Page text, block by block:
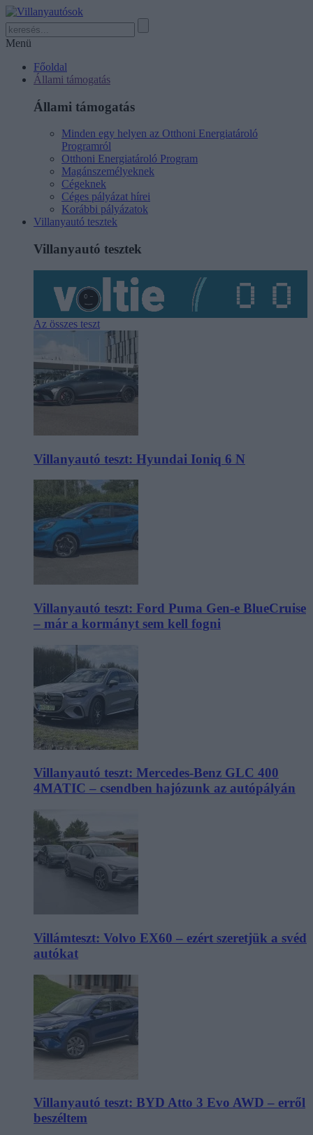
Menü
Főoldal
Állami támogatás
Állami támogatás
Minden egy helyen az Otthoni Energiatároló
Programról
Otthoni Energiatároló Program
Magánszemélyeknek
Cégeknek
Céges pályázat hírei
Korábbi pályázatok
Villanyautó tesztek
Villanyautó tesztek
Az összes teszt
Villanyautó teszt: Hyundai Ioniq 6 N
Villanyautó teszt: Ford Puma Gen-e BlueCruise
– már a kormányt sem kell fogni
Villanyautó teszt: Mercedes-Benz GLC 400
4MATIC – csendben hajózunk az autópályán
Villámteszt: Volvo EX60 – ezért szeretjük a svéd
autókat
Villanyautó teszt: BYD Atto 3 Evo AWD – erről
beszéltem